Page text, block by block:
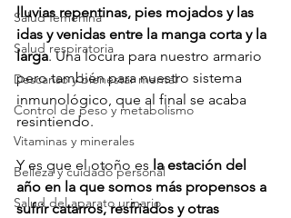
Salud femenina
Salud respiratoria
Descanso y bienestar mental
Control de peso y metabolismo
Vitaminas y minerales
Belleza y cuidado personal
Salud del aparato urinario
lluvias repentinas, pies mojados y las
idas y venidas entre la manga corta y la
larga. Una locura para nuestro armario
pero también para nuestro sistema
inmunológico, que al final se acaba
resintiendo.
Y es que el otoño es la estación del
año en la que somos más propensos a
sufrir catarros, resfriados y otras